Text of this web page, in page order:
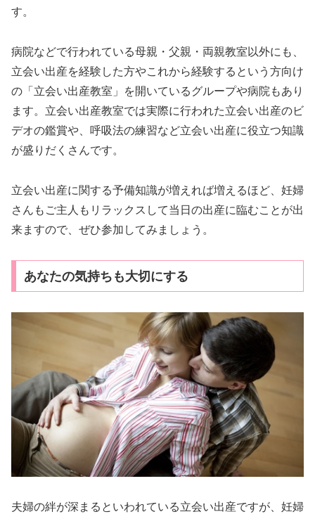
す。
病院などで行われている母親・父親・両親教室以外にも、
立会い出産を経験した方やこれから経験するという方向け
の「立会い出産教室」を開いているグループや病院もあり
ます。立会い出産教室では実際に行われた立会い出産のビ
デオの鑑賞や、呼吸法の練習など立会い出産に役立つ知識
が盛りだくさんです。
立会い出産に関する予備知識が増えれば増えるほど、妊婦
さんもご主人もリラックスして当日の出産に臨むことが出
来ますので、ぜひ参加してみましょう。
あなたの気持ちも大切にする
夫婦の絆が深まるといわれている立会い出産ですが、妊婦